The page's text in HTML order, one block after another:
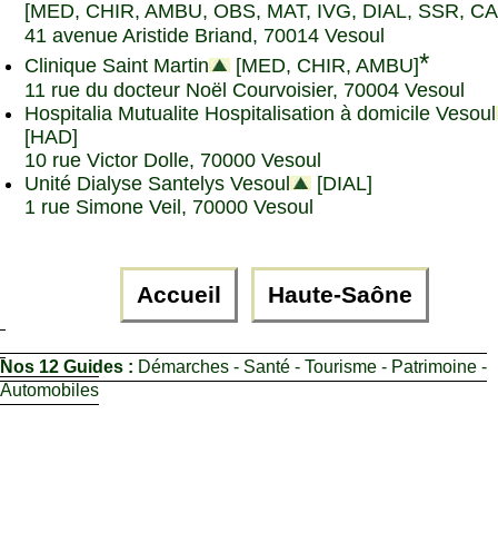
[MED, CHIR, AMBU, OBS, MAT, IVG, DIAL, SSR,
41 avenue Aristide Briand, 70014 Vesoul
Clinique Saint Martin
[MED, CHIR, AMBU]*
11 rue du docteur Noël Courvoisier, 70004 Vesoul
Hospitalia Mutualite Hospitalisation à domicile Vesoul
[HAD]
10 rue Victor Dolle, 70000 Vesoul
Unité Dialyse Santelys Vesoul
[DIAL]
1 rue Simone Veil, 70000 Vesoul
Accueil Haute-Saône
Nos 12 Guides : Démarches - Santé - Tourisme - Patrimoine -
Automobiles